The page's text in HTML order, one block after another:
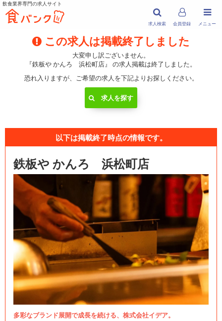
飲食業界専門の求人サイト
メニュー
求人検索 会員登録
この求人は掲載終了しました
大変申し訳ございません。
『鉄板や かんろ 浜松町店』 の求人掲載は終了しました。
恐れ入りますが、ご希望の求人を下記よりお探しください。
求人を探す
以下は掲載終了時点の情報です。
鉄板や かんろ 浜松町店
多彩なブランド展開で成長を続ける、株式会社イデア。